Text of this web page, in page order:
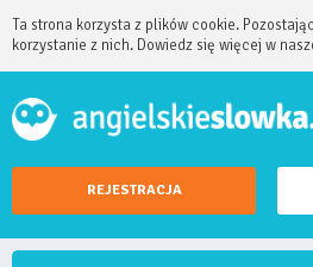
Ta strona korzysta z plików cookie.
korzystanie z nich. Dowiedz się więcej w
REJESTRACJA